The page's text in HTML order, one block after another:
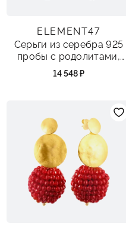
ELEMENT47
Серьги из серебра 925
пробы с родолитами,
топазами и фианитами
14 548 ₽